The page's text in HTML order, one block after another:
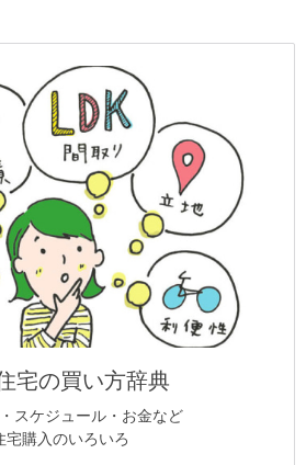
宅の買い方辞典
スケジュール・お金など
宅購入のいろいろ